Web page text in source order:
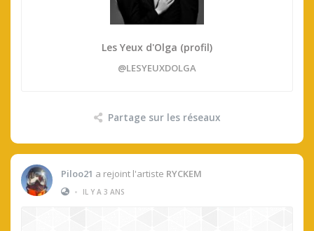
Les Yeux d'Olga (profil)
@LESYEUXDOLGA
Partage sur les réseaux
Piloo21 a rejoint l'artiste RYCKEM
•
IL Y A 3 ANS